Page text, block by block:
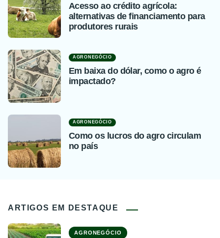
Acesso ao crédito agrícola:
alternativas de financiamento para
produtores rurais
AGRONEGÓCIO
Em baixa do dólar, como o agro é
impactado?
AGRONEGÓCIO
Como os lucros do agro circulam
no país
ARTIGOS EM DESTAQUE
AGRONEGÓCIO